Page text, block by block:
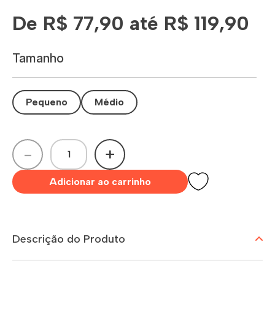
De R$ 77,90 até R$ 119,90
Tamanho
Pequeno Médio
- +
Adicionar ao carrinho
Descrição do Produto